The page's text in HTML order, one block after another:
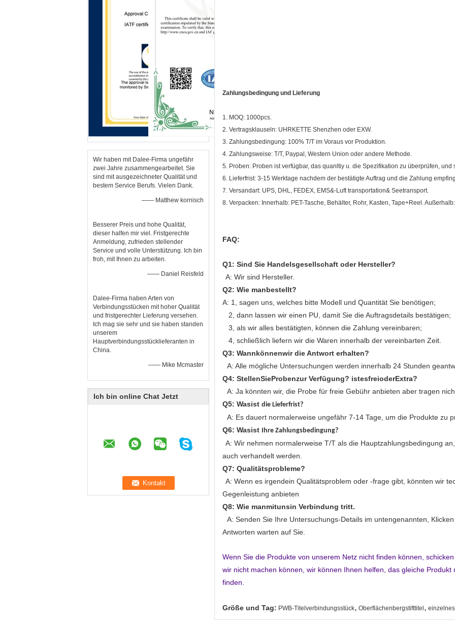
Wir haben mit Dalee-Firma ungefähr
zwei Jahre zusammengearbeitet. Sie
sind mit ausgezeichneter Qualität und
bestem Service Berufs. Vielen Dank.
—— Matthew kornisch
Besserer Preis und hohe Qualität,
dieser halfen mir viel. Fristgerechte
Anmeldung, zufrieden stellender
Service und volle Unterstützung. Ich bin
froh, mit Ihnen zu arbeiten.
—— Daniel Reisfeld
Dalee-Firma haben Arten von
Verbindungsstücken mit hoher Qualität
und fristgerechter Lieferung versehen.
Ich mag sie sehr und sie haben standen
unserem
Hauptverbindungsstücklieferanten in
China.
—— Mike Mcmaster
Ich bin online Chat Jetzt
Zahlungsbedingung und Lieferung
1. MOQ: 1000pcs.
2. Vertragsklauseln: UHRKETTE Shenzhen oder EXW.
3. Zahlungsbedingung: 100% T/T im Voraus vor Produktion.
4. Zahlungsweise: T/T, Paypal, Western Union oder andere Methode.
5. Proben: Proben ist verfügbar, das quanltiy u. die Spezifikation zu überprüfen, und
6. Lieferfrist: 3-15 Werktage nachdem der bestätigte Auftrag und die Zahlung
7. Versandart: UPS, DHL, FEDEX, EMS&-Luft transportation& Seetransport.
8. Verpacken: Innerhalb: PET-Tasche, Behälter, Rohr, Kasten, Tape+Reel.
FAQ:
Q1: Sind Sie Handelsgesellschaft oder Hersteller?
A: Wir sind Hersteller.
Q2: Wie manbestellt?
A: 1, sagen uns, welches bitte Modell und Quantität Sie benötigen;
2, dann lassen wir einen PU, damit Sie die Auftragsdetails bestätigen;
3, als wir alles bestätigten, können die Zahlung vereinbaren;
4, schließlich liefern wir die Waren innerhalb der vereinbarten Zeit.
Q3: WannkönnenwirdieAntwort erhalten?
A: Alle mögliche Untersuchungen werden innerhalb 24 Stunden
Q4: StellenSieProbenzur Verfügung? istesfreioderExtra?
A: Ja könnten wir, die Probe für freie Gebühr anbieten aber tragen
Q5: Wasist die Lieferfrist?
A: Es dauert normalerweise ungefähr 7-14 Tage, um die Produkte zu
Q6: Wasist Ihre Zahlungsbedingung?
A: Wir nehmen normalerweise T/T als die Hauptzahlungsbedingung
auch verhandelt werden.
Q7: Qualitätsprobleme?
A: Wenn es irgendein Qualitätsproblem oder -frage gibt, könnten wir
Gegenleistung anbieten
Q8: Wie manmitunsin Verbindung tritt.
A: Senden Sie Ihre Untersuchungs-Details im untengenannten,
Antworten warten auf Sie.
Wenn Sie die Produkte von unserem Netz nicht finden können,
wir nicht machen können, wir können Ihnen helfen, das gleiche
finden.
Größe und Tag: PWB-Titelverbindungsstück, Oberflächenbergstifttitel ,